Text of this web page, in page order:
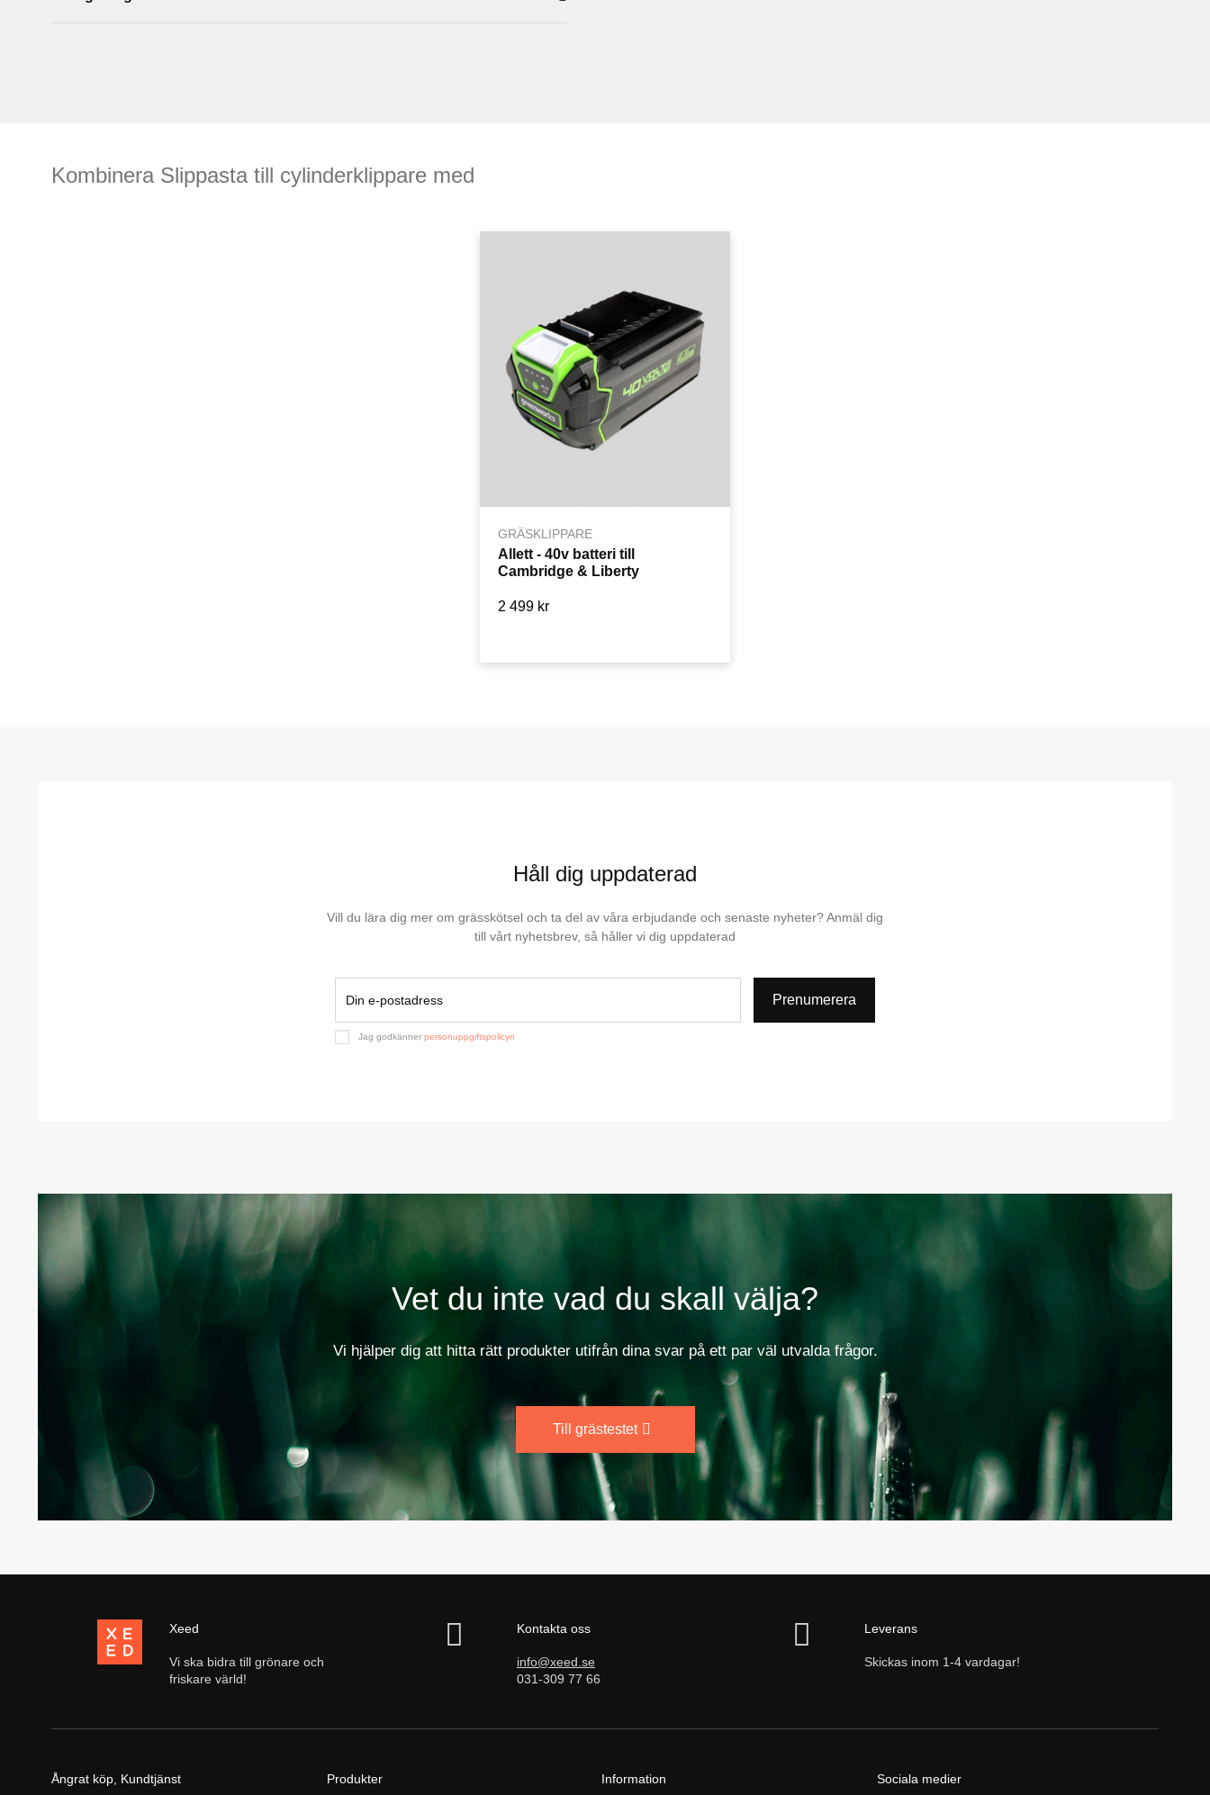
Kombinera Slippasta till cylinderklippare med
GRÄSKLIPPARE
Allett - 40v batteri till
Cambridge & Liberty
2 499 kr
Håll dig uppdaterad
Vill du lära dig mer om grässkötsel och ta del av våra erbjudande och senaste nyheter? Anmäl dig
till vårt nyhetsbrev, så håller vi dig uppdaterad
Prenumerera
Jag godkänner personuppgiftspolicyn
Vet du inte vad du skall välja?
Vi hjälper dig att hitta rätt produkter utifrån dina svar på ett par väl utvalda frågor.
Till grästestet
Xeed
Vi ska bidra till grönare och
friskare värld!
Kontakta oss
info@xeed.se
031-309 77 66
Leverans
Skickas inom 1-4 vardagar!
Ångrat köp, Kundtjänst Produkter Information Sociala medier